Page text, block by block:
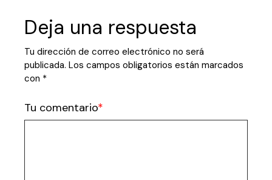
Deja una respuesta
Tu dirección de correo electrónico no será
publicada. Los campos obligatorios están marcados
con *
Tu comentario